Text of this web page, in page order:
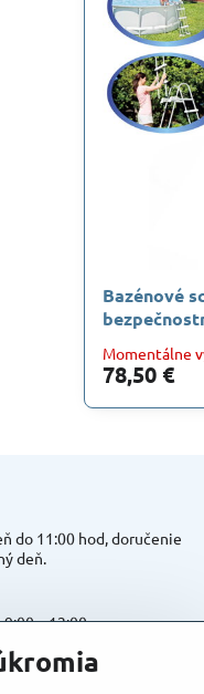
Bazénové
Momentálne
78,50 €
do 11:00 hod, doručenie
deň.
9:00 – 12:00
doplniť objednávku alebo
poradenstvo